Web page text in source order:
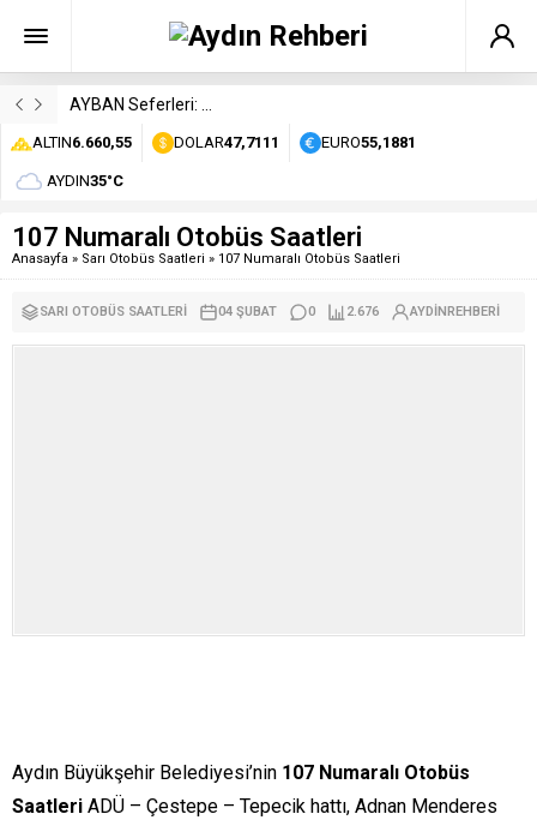
ALTIN6.660,55 DOLAR47,7111 EURO55,1881
AYDIN35°C
107 Numaralı Otobüs Saatleri
Anasayfa » Sarı Otobüs Saatleri » 107 Numaralı Otobüs Saatleri
SARI OTOBÜS SAATLERI 04 ŞUBAT 0 2.676 AYDINREHBERI
Aydın Büyükşehir Belediyesi’nin 107 Numaralı Otobüs
Saatleri ADÜ – Çestepe – Tepecik hattı, Adnan Menderes